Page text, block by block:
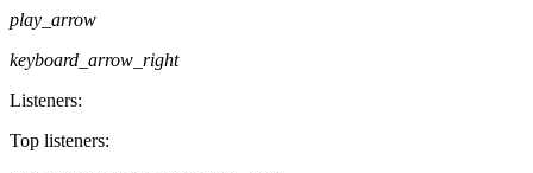
play_arrow
keyboard_arrow_right
Listeners:
Top listeners: